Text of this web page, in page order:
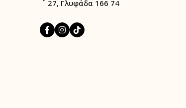
27, Γλυφάδα 166 74